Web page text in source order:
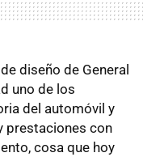
diseño de General
uno de los
del automóvil y
prestaciones con
cosa que hoy